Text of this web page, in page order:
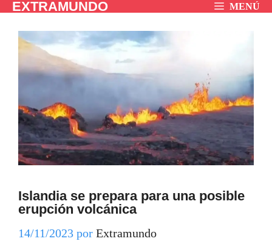
Saltar
contenido
EXTRAMUNDO MENÚ
Islandia se prepara para una posible
erupción volcánica
14/11/2023 por Extramundo